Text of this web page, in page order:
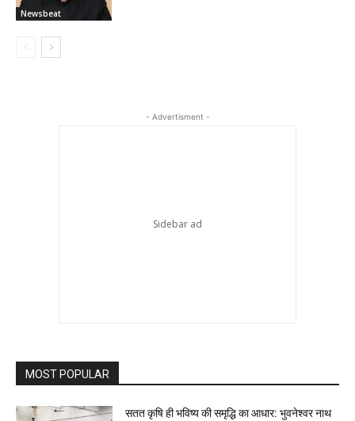
Newsbeat
- Advertisment -
MOST POPULAR
सतत कृषि ही भविष्य की समृद्धि का आधार: भुवनेश्वर नाथ